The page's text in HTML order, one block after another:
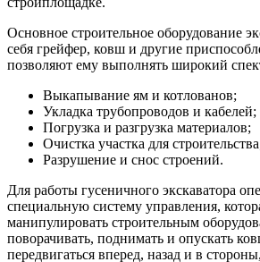
Основное строительное оборудование
себя грейфер, ковш и другие
позволяют ему выполнять широкий
Выкапывание ям и котлованов;
Укладка трубопроводов и кабелей;
Погрузка и разгрузка материалов;
Очистка участка для
Разрушение и снос строений.
Для работы гусеничного экскаватора
специальную систему управления,
манипулировать строительным
поворачивать, поднимать и опускать
передвигаться вперед, назад и в